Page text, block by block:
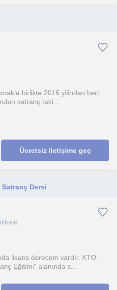
birlikte 2016 yilindan beri
satranç taki...
Ücretsiz iletişime geç
Dersi
lisans derecem vardır. KTO
Eğitimi" alanında s...